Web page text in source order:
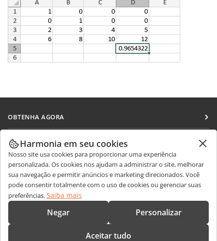
OBTENHA AGORA
Docs
DocSpace
Workspace
Conectores
Aplicativos para desktop
Aplicativos móveis
COLABORAR
Para colaboradores
Para tradutores
Para influenciadores
Vagas
RECEBA NOTÍCIAS
Blog
OBTER AJUDA
Fórum
Cursos de treinamento
CONTATE-NOS
Perguntas sobre vendas
sales@onlyoffice.com
Harmonia em seu cookies
Nosso site usa cookies para proporcionar uma experiência
personalizada. Os cookies nos ajudam a administrar o site, melhorar
sua navegação e permitir anúncios e marketing direcionados. Você
pode consentir totalmente com o uso de cookies ou gerenciar suas
preferências.Saiba mais
Negar Personalizar
Aceitar tudo